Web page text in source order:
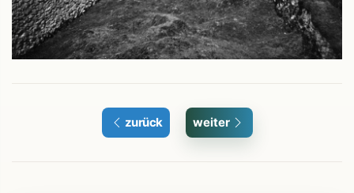
zurück weiter